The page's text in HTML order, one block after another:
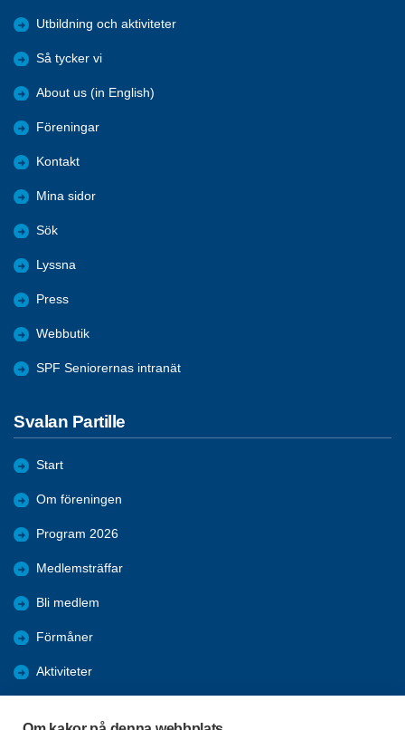
Utbildning och aktiviteter
Så tycker vi
About us (in English)
Föreningar
Kontakt
Mina sidor
Sök
Lyssna
Press
Webbutik
SPF Seniorernas intranät
Svalan Partille
Start
Om föreningen
Program 2026
Medlemsträffar
Bli medlem
Förmåner
Aktiviteter